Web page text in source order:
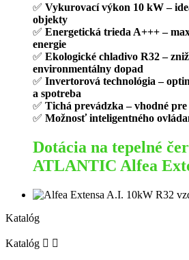
✅ Vykurovací výkon 10 kW –
objekty
✅ Energetická trieda A+++ –
energie
✅ Ekologické chladivo R32 –
environmentálny dopad
✅ Invertorová technológia –
a spotreba
✅ Tichá prevádzka – vhodné
✅ Možnosť inteligentného
Dotácia na tepelné
ATLANTIC Alfea
Katalóg
Katalóg  